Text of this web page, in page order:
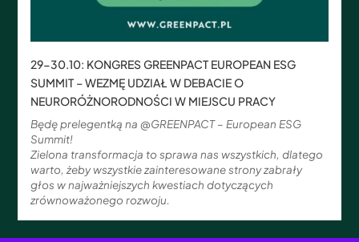
29-30.10: KONGRES GREENPACT EUROPEAN ESG
SUMMIT – WEZMĘ UDZIAŁ W DEBACIE O
NEURORÓŻNORODNOŚCI W MIEJSCU PRACY
Będę prelegentką na @GREENPACT – European ESG
Summit!
Zielona transformacja to sprawa nas wszystkich, dlatego
warto, żeby wszystkie zainteresowane strony zabrały
głos w najważniejszych kwestiach dotyczących
zrównoważonego rozwoju.